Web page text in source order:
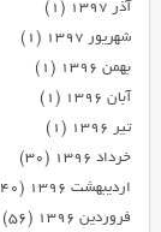
آذر ۱۳۹۷
(۱)
شهریور ۱۳۹۷
(۱)
بهمن ۱۳۹۶
(۱)
آبان ۱۳۹۶
(۱)
تیر ۱۳۹۶
(۱)
خرداد ۱۳۹۶
(۳۰)
اردیبهشت ۱۳۹۶
(۴۰)
فروردین ۱۳۹۶
(۵۶)